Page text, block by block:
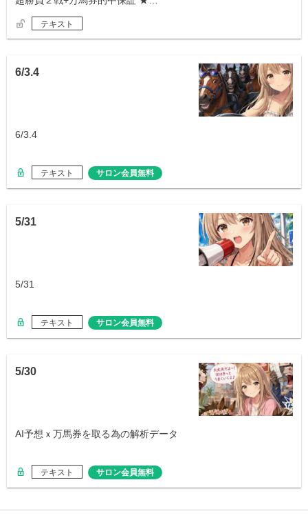
テキスト
6/3.4
6/3.4
テキスト サロン会員無料
5/31
5/31
テキスト サロン会員無料
5/30
AI予想ｘ万馬券を取る為の解析データ
テキスト サロン会員無料